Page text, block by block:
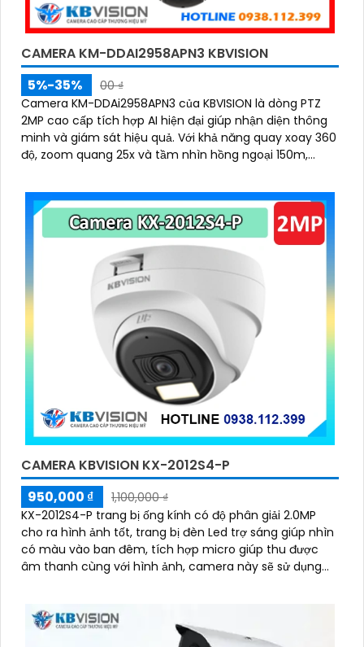
CAMERA KM-DDAI2958APN3 KBVISION
5%-35%
00 ₫
Camera KM-DDAi2958APN3 của KBVISION là dòng PTZ
2MP cao cấp tích hợp AI hiện đại giúp nhận diện thông
minh và giám sát hiệu quả. Với khả năng quay xoay 360
độ, zoom quang 25x và tầm nhìn hồng ngoại 150m,
CAMERA KBVISION KX-2012S4-P
950,000 ₫
1,100,000 ₫
KX-2012S4-P trang bị ống kính có độ phân giải 2.0MP
cho ra hình ảnh tốt, trang bị đèn Led trợ sáng giúp nhìn
có màu vào ban đêm, tích hợp micro giúp thu được
âm thanh cùng với hình ảnh, camera này sẽ sử dụng